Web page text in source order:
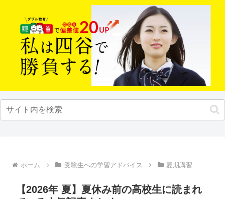
ホーム 受験生への学習アドバイス 夏期講習
【2026年 夏】夏休み前の高校生に読まれ